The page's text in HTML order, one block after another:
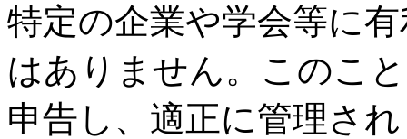
特定の企業や学会等に
はありません。このこ
申告し、適正に管理さ